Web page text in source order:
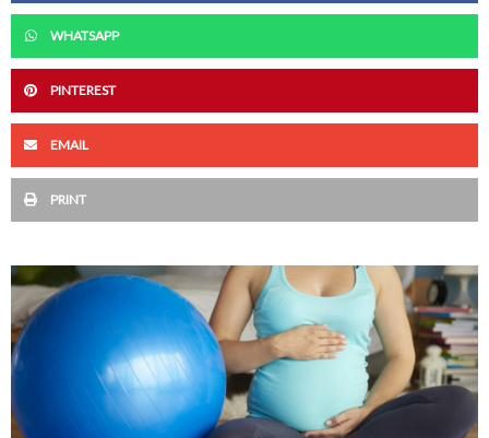
WHATSAPP
PINTEREST
EMAIL
PRINT
Página
PáginaPágina